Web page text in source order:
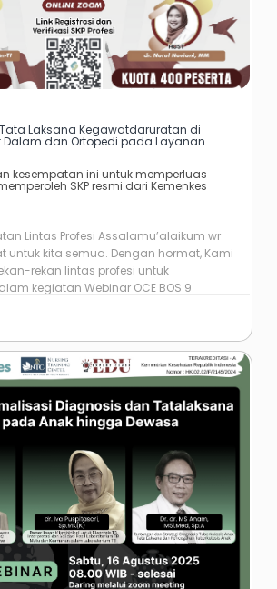
Laksana Kegawatdaruratan di
Dalam dan Ortopedi pada Layanan
kesempatan ini untuk memperluas
SKP resmi dari Kemenkes
Lintas Profesi Assalamu’alaikum wr
untuk kita semua. Dengan hormat, Kami
rekan lintas profesi untuk
kegiatan Webinar OCE BOS 9
dan Tata ...